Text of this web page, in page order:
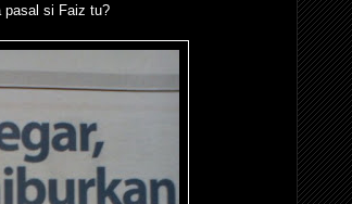
pasal si Faiz tu?